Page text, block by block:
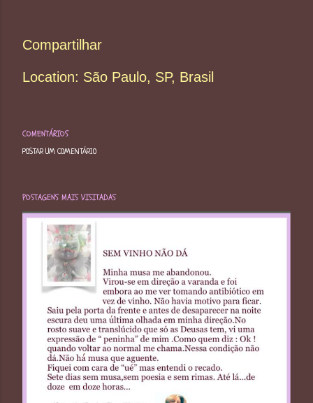
Compartilhar
Location: São Paulo, SP, Brasil
COMENTÁRIOS
POSTAR UM COMENTÁRIO
POSTAGENS MAIS VISITADAS